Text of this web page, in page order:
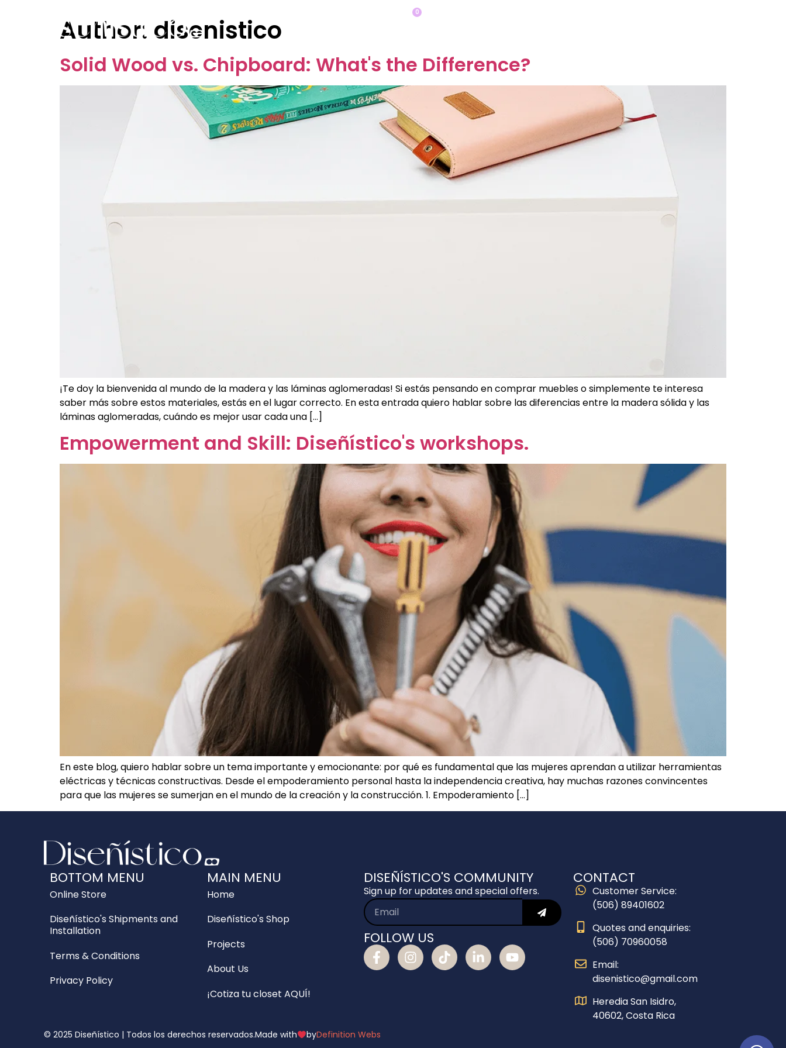
0
Author: disenistico
Solid Wood vs. Chipboard: What's the Difference?
¡Te doy la bienvenida al mundo de la madera y las láminas aglomeradas! Si estás pensando en comprar muebles o simplemente te interesa
saber más sobre estos materiales, estás en el lugar correcto. En esta entrada quiero hablar sobre las diferencias entre la madera sólida y las
láminas aglomeradas, cuándo es mejor usar cada una […]
Empowerment and Skill: Diseñístico's workshops.
En este blog, quiero hablar sobre un tema importante y emocionante: por qué es fundamental que las mujeres aprendan a utilizar herramientas
eléctricas y técnicas constructivas. Desde el empoderamiento personal hasta la independencia creativa, hay muchas razones convincentes
para que las mujeres se sumerjan en el mundo de la creación y la construcción. 1. Empoderamiento […]
BOTTOM MENU
Online Store
Diseñístico's Shipments and
Installation
Terms & Conditions
Privacy Policy
MAIN MENU
Home
Diseñístico's Shop
Projects
About Us
¡Cotiza tu closet AQUÍ!
DISEÑÍSTICO'S COMMUNITY
Sign up for updates and special offers.
FOLLOW US
CONTACT
Customer Service:
(506) 89401602
Quotes and enquiries:
(506) 70960058
Email:
disenistico@gmail.com
Heredia San Isidro,
40602, Costa Rica
© 2025 Diseñístico | Todos los derechos reservados.Made with byDefinition Webs